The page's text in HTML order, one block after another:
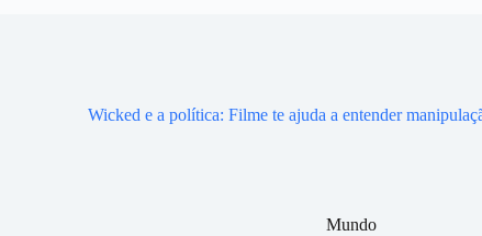
Wicked e a política: Filme te ajuda a entender
Mundo